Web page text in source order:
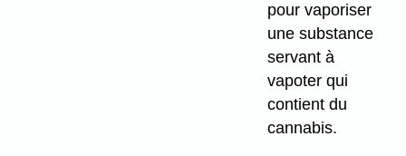
pour vaporiser
une substance
servant à
vapoter qui
contient du
cannabis.